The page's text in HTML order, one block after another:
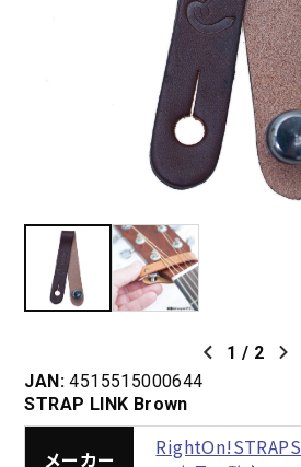
1 / 2
JAN: 4515515000644
STRAP LINK Brown
メーカー RightOn!STRAPS